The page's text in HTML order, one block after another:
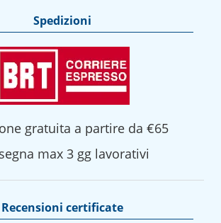
Spedizioni
gratuita a partire da €65
max 3 gg lavorativi
Recensioni certificate